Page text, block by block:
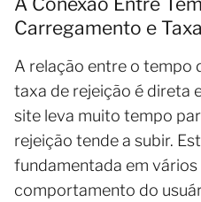
Carregamento e
A relação entre o tempo
taxa de rejeição é direta
site leva muito tempo
rejeição tende a subir.
fundamentada em
comportamento do